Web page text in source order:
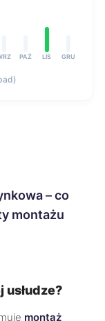
PAŹ LIS GRU
– co
montażu
montaż